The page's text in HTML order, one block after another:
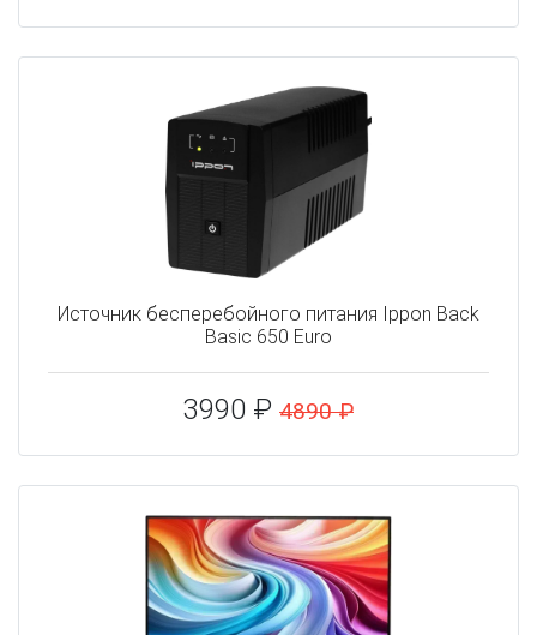
Источник бесперебойного питания Ippon Back
Basic 650 Euro
3990 ₽ 4890 ₽